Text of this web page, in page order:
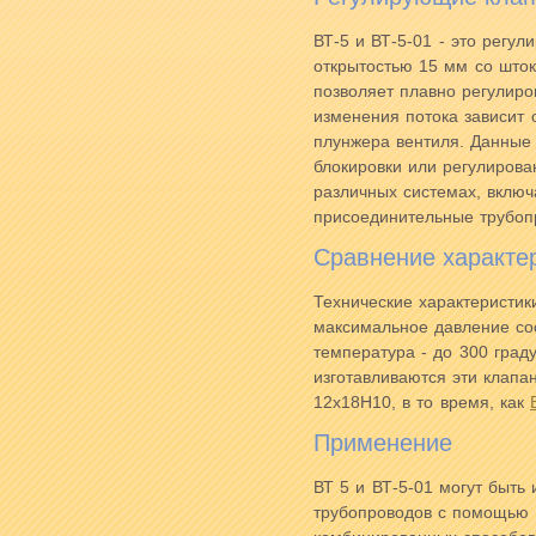
ВТ-5 и ВТ-5-01 - это
открытостью 15 мм со
позволяет плавно
изменения потока
плунжера вентиля.
блокировки или
различных системах,
присоединительные
Сравнение
Технические
максимальное давление
температура - до 300
изготавливаются эти
12х18Н10, в то время, как
Применение
ВТ 5 и ВТ-5-01 могут быть
трубопроводов с